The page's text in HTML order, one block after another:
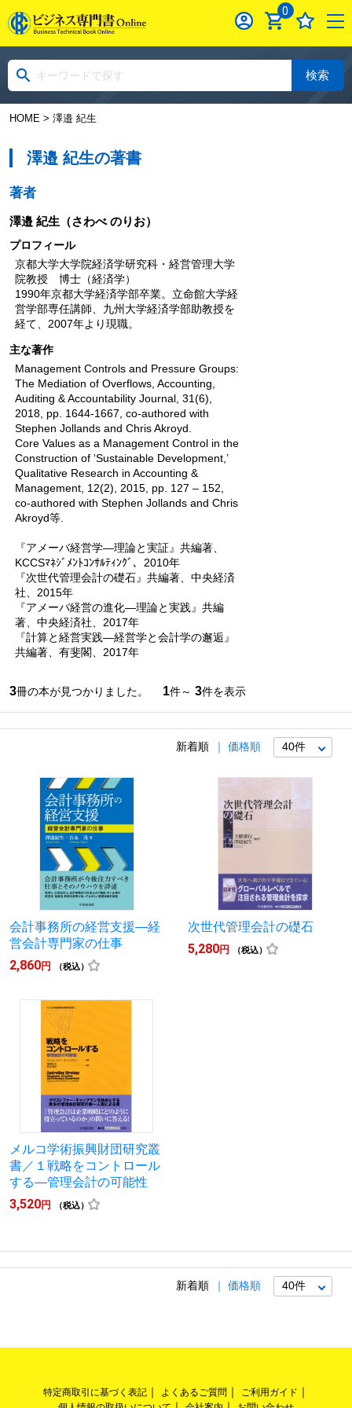
0
検索
HOME> 澤邉 紀生
澤邉 紀生の著書
著者
澤邉 紀生 （さわべ のりお）
プロフィール
京都大学大学院経済学研究科・経営管理大学
院教授 博士（経済学）
1990年京都大学経済学部卒業。立命館大学経
営学部専任講師、九州大学経済学部助教授を
経て、2007年より現職。
主な著作
Management Controls and Pressure Groups:
The Mediation of Overflows, Accounting,
Auditing & Accountability Journal, 31(6),
2018, pp. 1644-1667, co-authored with
Stephen Jollands and Chris Akroyd.
Core Values as a Management Control in the
Construction of ‘Sustainable Development,’
Qualitative Research in Accounting &
Management, 12(2), 2015, pp. 127 – 152,
co-authored with Stephen Jollands and Chris
Akroyd等.
『アメーバ経営学―理論と実証』共編著、
KCCSﾏﾈｼﾞﾒﾝﾄｺﾝｻﾙﾃｨﾝｸﾞ、2010年
『次世代管理会計の礎石』共編著、中央経済
社、2015年
『アメーバ経営の進化―理論と実践』共編
著、中央経済社、2017年
『計算と経営実践―経営学と会計学の邂逅』
共編著、有斐閣、2017年
3冊の本が見つかりました。 1件～ 3件を表示
新着順 価格順
会計事務所の経営支援―経
営会計専門家の仕事
2,860円 （税込）
次世代管理会計の礎石
5,280円 （税込）
メルコ学術振興財団研究叢
書／１戦略をコントロール
する―管理会計の可能性
3,520円 （税込）
新着順 価格順
特定商取引に基づく表記 よくあるご質問
ご利用ガイド